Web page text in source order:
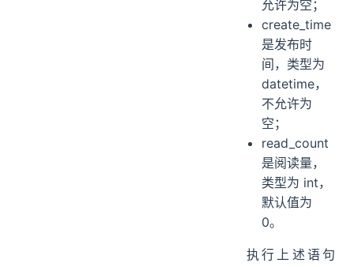
允许为空；
create_time
是发布时
间，类型为
datetime，
不允许为
空；
read_count
是阅读量，
类型为 int，
默认值为
0。
执行上述语句